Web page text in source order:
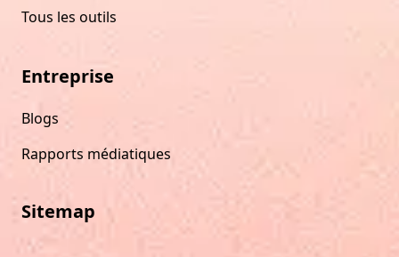
Tous les outils
Entreprise
Blogs
Rapports médiatiques
Sitemap